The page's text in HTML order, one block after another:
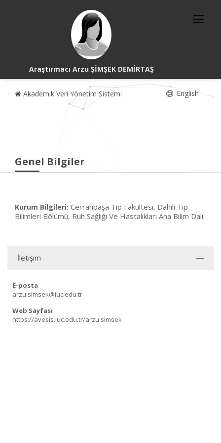
Araştırmacı Arzu ŞİMŞEK DEMİRTAŞ
Akademik Veri Yönetim Sistemi English
Genel Bilgiler
Kurum Bilgileri: Cerrahpaşa Tıp Fakültesi, Dahili Tıp
Bilimleri Bölümü, Ruh Sağlığı Ve Hastalıkları Ana Bilim Dalı
İletişim
E-posta
arzu.simsek@iuc.edu.tr
Web Sayfası
https://avesis.iuc.edu.tr/arzu.simsek